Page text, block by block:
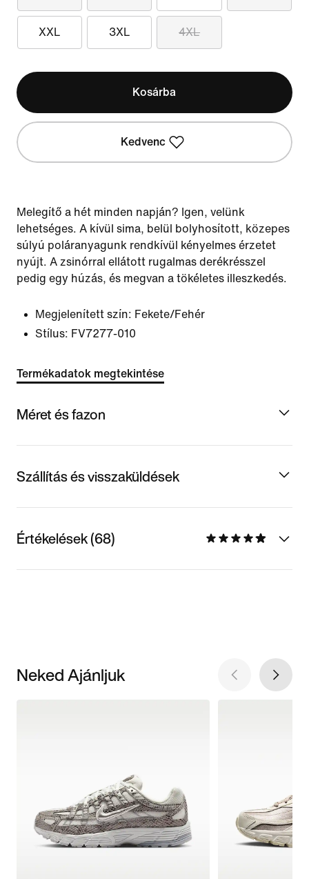
XXL 3XL 4XL
Kosárba
Kedvenc
Melegítő a hét minden napján? Igen, velünk
lehetséges. A kívül sima, belül bolyhosított, közepes
súlyú poláranyagunk rendkívül kényelmes érzetet
nyújt. A zsinórral ellátott rugalmas derékrésszel
pedig egy húzás, és megvan a tökéletes illeszkedés.
Megjelenített szín: Fekete/Fehér
Stílus: FV7277-010
Termékadatok megtekintése
Méret és fazon
Szállítás és visszaküldések
Értékelések (68)
Neked Ajánljuk